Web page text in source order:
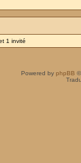
1 invité
Powered by phpBB